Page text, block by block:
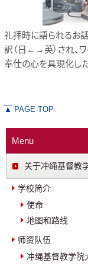
礼拝時に語られるお
訳（日←→英）され、
奉仕の心を具現化し
▲ PAGE TOP
Menu
关于冲绳基督教
学校简介
使命
地图和路线
师资队伍
冲绳基督教学院